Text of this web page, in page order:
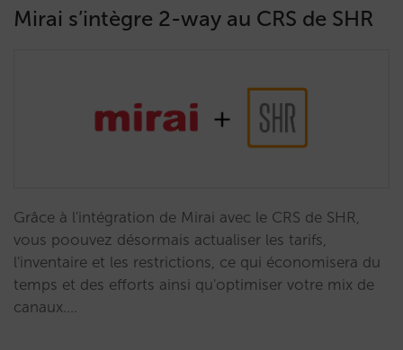
Mirai s’intègre 2-way au CRS de SHR
Grâce à l'intégration de Mirai avec le CRS de SHR,
vous poouvez désormais actualiser les tarifs,
l'inventaire et les restrictions, ce qui économisera du
temps et des efforts ainsi qu'optimiser votre mix de
canaux.…